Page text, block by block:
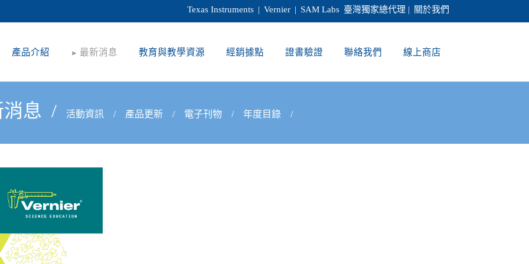
Texas Instruments | Vernier | SAM Labs 臺灣獨家總代理 | 關於我們
產品介紹 ► 最新消息 教育與教學資源 經銷據點 證書驗證 聯絡我們 線上商店
息 / 活動資訊 / 產品更新 / 電子刊物 / 年度目錄 /